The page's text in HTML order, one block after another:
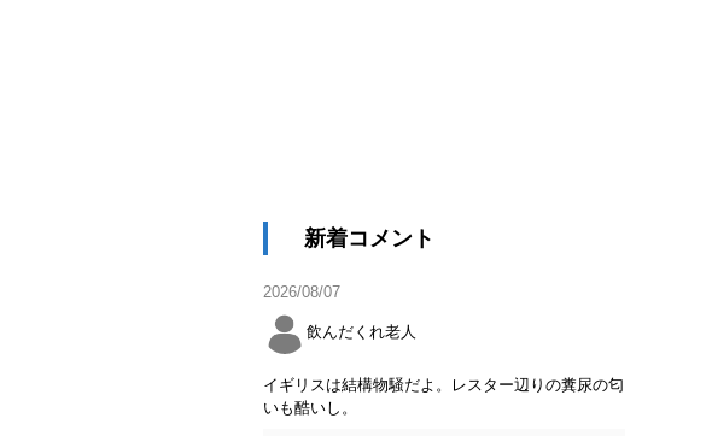
新着コメント
2026/08/07
飲んだくれ老人
イギリスは結構物騒だよ。レスター辺りの糞尿の匂
いも酷いし。